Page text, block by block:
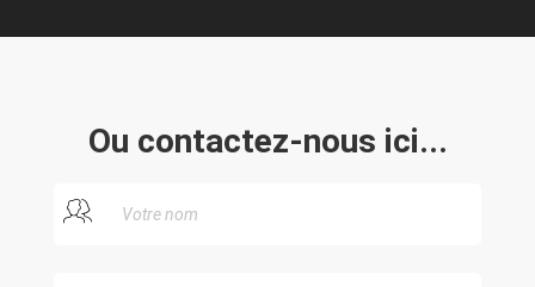
Ou contactez-nous ici...